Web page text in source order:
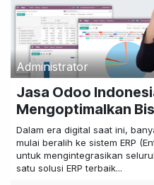
Administrator
Jasa Odoo
Mengoptimalkan
Dalam era digital saat ini,
mulai beralih ke sistem ERP
untuk mengintegrasikan
satu solusi ERP terbaik...